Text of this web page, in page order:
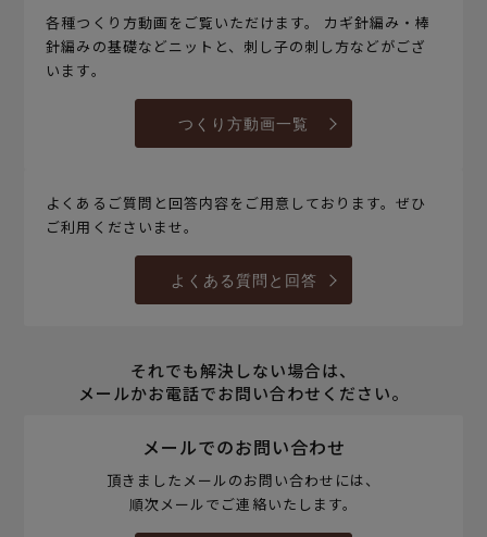
各種つくり方動画をご覧いただけます。 カギ針編み・棒
針編みの基礎などニットと、刺し子の刺し方などがござ
います。
つくり方動画一覧
よくあるご質問と回答内容をご用意しております。ぜひ
ご利用くださいませ。
よくある質問と回答
それでも解決しない場合は、
メールかお電話でお問い合わせください。
メールでのお問い合わせ
頂きましたメールのお問い合わせには、
順次メールでご連絡いたします。